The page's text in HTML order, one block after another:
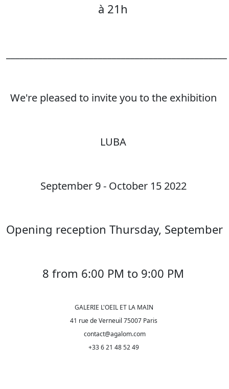
à 21h
We're pleased to invite you to the exhibition
LUBA
September 9 - October 15 2022
Opening reception Thursday, September
8 from 6:00 PM to 9:00 PM
GALERIE L'OEIL ET LA MAIN
41 rue de Verneuil 75007 Paris
contact@agalom.com
+33 6 21 48 52 49